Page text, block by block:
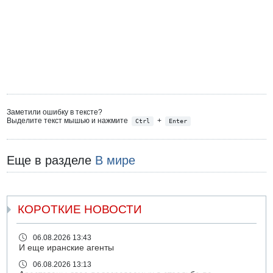
Заметили ошибку в тексте?
Выделите текст мышью и нажмите
Ctrl + Enter
Еще в разделе В мире
КОРОТКИЕ НОВОСТИ
06.08.2026 13:43
И еще иранские агенты
06.08.2026 13:13